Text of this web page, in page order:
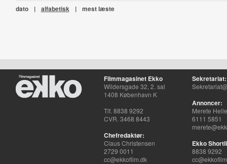
dato | alfabetisk | mest læste
Filmmagasinet Ekko
Wildersgade 32, 2. sal
1408 København K
Tlf. 8838 9292
CVR. 3468 8443
Chefredaktør:
Claus Christensen
2729 0011
cc@ekkofilm.dk
Sekretariat:
Annoncer:
Merete
6111 5851
Ekko
8838 9292